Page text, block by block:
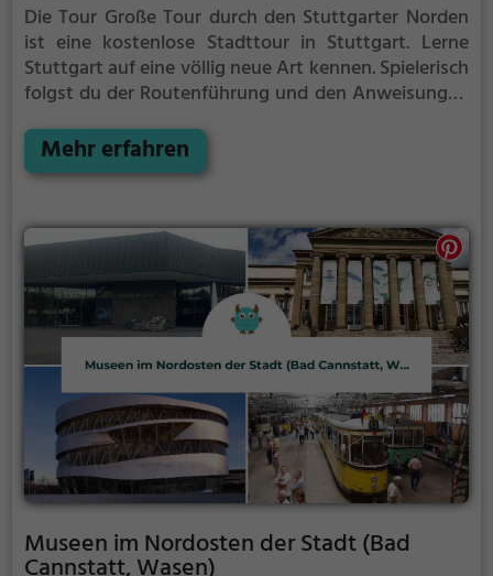
Die Tour Große Tour durch den Stuttgarter Norden
ist eine kostenlose Stadttour in Stuttgart. Lerne
Stuttgart auf eine völlig neue Art kennen.Spielerisch
folgst du der Routenführung und den Anweisungen
Ecken von Stuttgart kennen.
Mehr erfahren
Museen im Nordosten der Stadt (Bad